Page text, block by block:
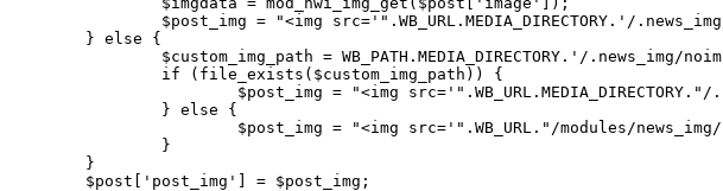
	$post['post_img'] = $post_img;